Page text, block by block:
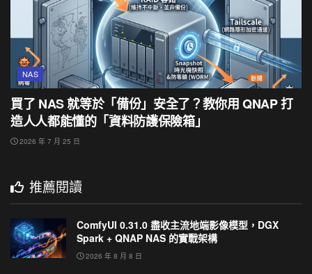
NAS
買了 NAS 就等於「備份」安全了？教你用 QNAP 打
造人人都能懂的「資料防護保險箱」
2026 年 7 月 25 日
推薦閱讀
ComfyUI 0.31.0 盡收主流地端影像模型，DGX
Spark + QNAP NAS 的實戰架構
2026 年 8 月 8 日